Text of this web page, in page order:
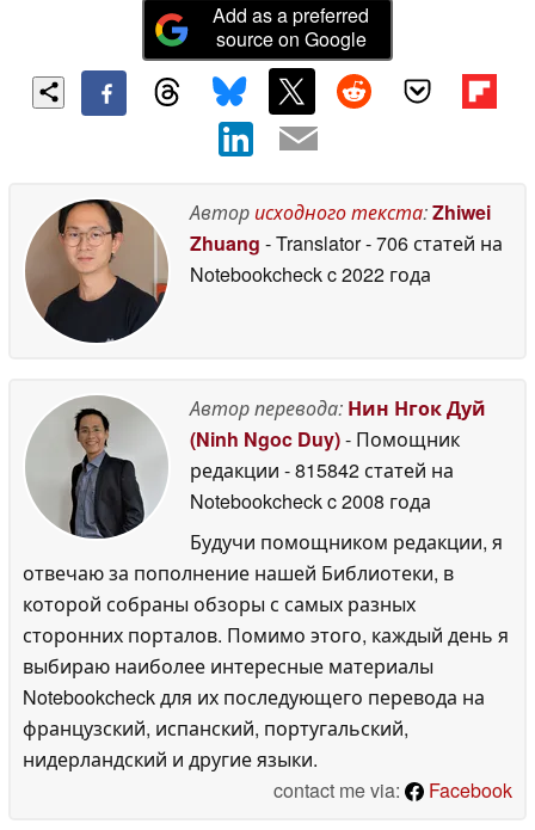
Add as a preferred
source on Google
Авторисходного текста:Zhiwei
Zhuang - Translator- 706 статей на
Notebookcheckc 2022 года
Автор перевода: Нин Нгок Дуй
(Ninh Ngoc Duy)- Помощник
редакции - 815842 статей на
Notebookcheckc 2008 года
Будучи помощником редакции, я
отвечаю за пополнение нашей Библиотеки, в
которой собраны обзоры с самых разных
сторонних порталов. Помимо этого, каждый день я
выбираю наиболее интересные материалы
Notebookcheck для их последующего перевода на
французский, испанский, португальский,
нидерландский и другие языки.
contact me via:
Facebook